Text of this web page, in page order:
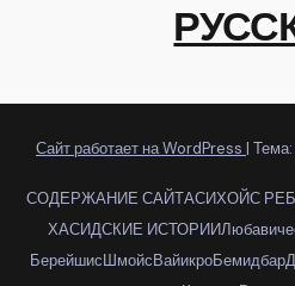
Сайт работает на WordPress |
СОДЕРЖАНИЕ САЙТАСИХОЙС
ХАСИДСКИЕ ИСТОРИИ
БерейшисШмойсВайикроБемидбар